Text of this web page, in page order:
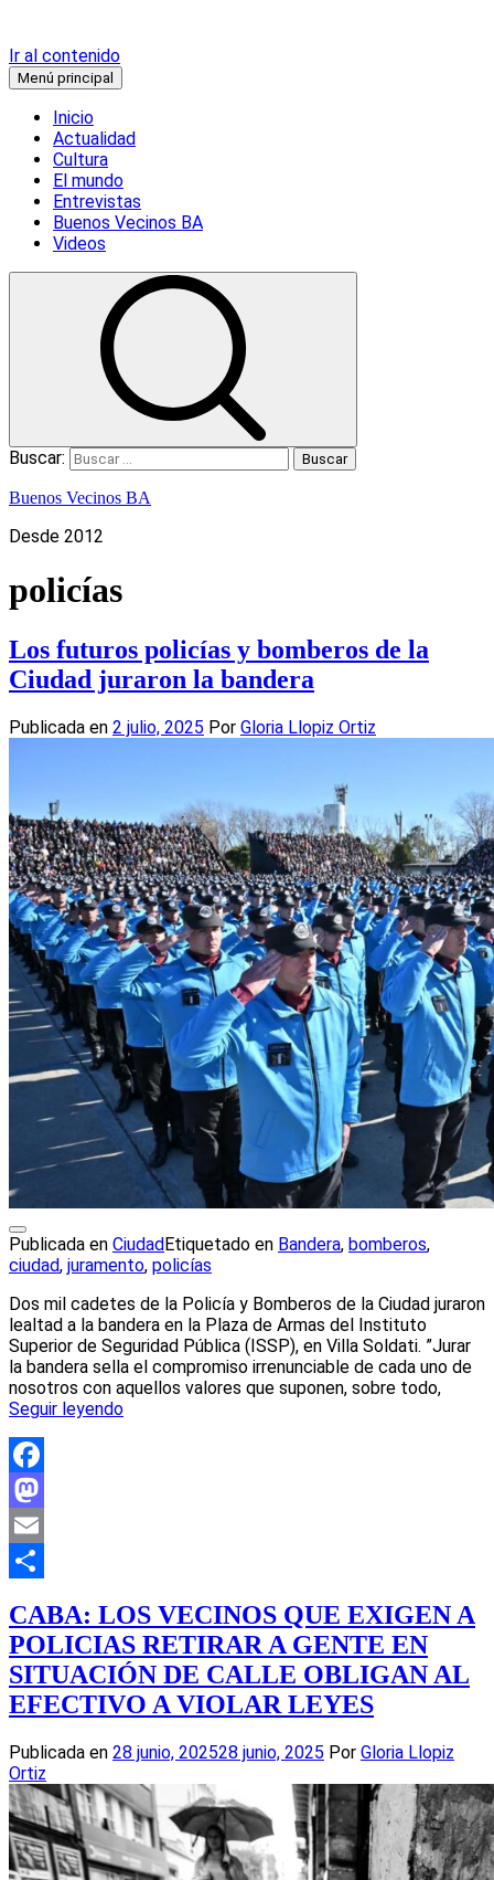
Ir al contenido
Menú principal
Inicio
Actualidad
Cultura
El mundo
Entrevistas
Buenos Vecinos BA
Videos
Buscar:
Buenos Vecinos BA
Desde 2012
policías
Los futuros policías y bomberos de la
Ciudad juraron la bandera
Publicada en 2 julio, 2025 Por Gloria Llopiz Ortiz
Publicada en CiudadEtiquetado en Bandera, bomberos,
ciudad, juramento, policías
Dos mil cadetes de la Policía y Bomberos de la Ciudad juraron
lealtad a la bandera en la Plaza de Armas del Instituto
Superior de Seguridad Pública (ISSP), en Villa Soldati. ”Jurar
la bandera sella el compromiso irrenunciable de cada uno de
nosotros con aquellos valores que suponen, sobre todo,
Seguir leyendo
Facebook
Mastodon
Email
CABA: LOS VECINOS QUE EXIGEN A
POLICIAS RETIRAR A GENTE EN
SITUACIÓN DE CALLE OBLIGAN AL
EFECTIVO A VIOLAR LEYES
Publicada en 28 junio, 202528 junio, 2025 Por Gloria Llopiz
Ortiz